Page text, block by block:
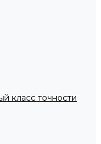
класс точности